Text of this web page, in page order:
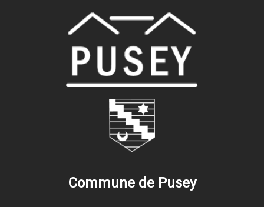
Commune de Pusey